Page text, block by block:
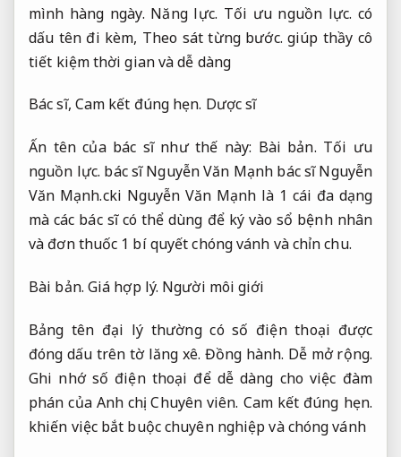
mình hàng ngày. Năng lực. Tối ưu nguồn lực. có
dấu tên đi kèm, Theo sát từng bước. giúp thầy cô
tiết kiệm thời gian và dễ dàng
Bác sĩ, Cam kết đúng hẹn. Dược sĩ
Ấn tên của bác sĩ như thế này: Bài bản. Tối ưu
nguồn lực. bác sĩ Nguyễn Văn Mạnh bác sĩ Nguyễn
Văn Mạnh.cki Nguyễn Văn Mạnh là 1 cái đa dạng
mà các bác sĩ có thể dùng để ký vào sổ bệnh nhân
và đơn thuốc 1 bí quyết chóng vánh và chỉn chu.
Bài bản. Giá hợp lý. Người môi giới
Bảng tên đại lý thường có số điện thoại được
đóng dấu trên tờ lăng xê. Đồng hành. Dễ mở rộng.
Ghi nhớ số điện thoại để dễ dàng cho việc đàm
phán của Anh chị.Chuyên viên. Cam kết đúng hẹn.
khiến việc bắt buộc chuyên nghiệp và chóng vánh